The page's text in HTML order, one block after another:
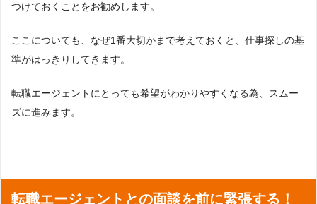
つけておくことをお勧めします。
ここについても、なぜ1番大切かまで考えておくと、仕事探しの基
準がはっきりしてきます。
転職エージェントにとっても希望がわかりやすくなる為、スムー
ズに進みます。
転職エージェントとの面談を前に緊張する！